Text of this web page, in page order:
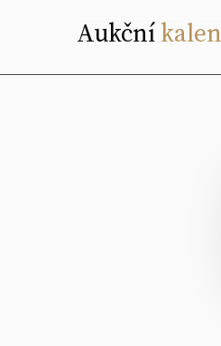
Aukční